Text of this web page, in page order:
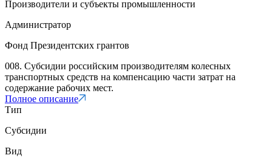
Производители и субъекты промышленности
Администратор
Фонд Президентских грантов
008. Субсидии российским производителям колесных
транспортных средств на компенсацию части затрат на
содержание рабочих мест.
Полное описание
Тип
Субсидии
Вид